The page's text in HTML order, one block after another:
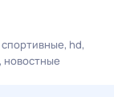
спортивные hd
новостные